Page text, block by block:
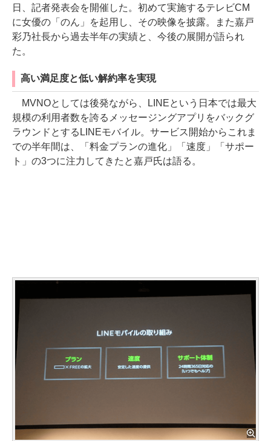
日、記者発表会を開催した。初めて実施するテレビCM
に女優の「のん」を起用し、その映像を披露。また嘉戸
彩乃社長から過去半年の実績と、今後の展開が語られ
た。
高い満足度と低い解約率を実現
MVNOとしては後発ながら、LINEという日本では最大
規模の利用者数を誇るメッセージングアプリをバックグ
ラウンドとするLINEモバイル。サービス開始からこれま
での半年間は、「料金プランの進化」「速度」「サポー
ト」の3つに注力してきたと嘉戸氏は語る。